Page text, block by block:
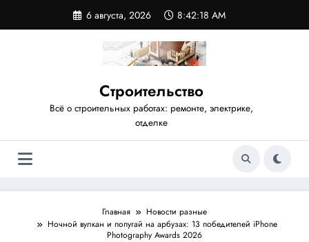
содержимому
6 августа, 2026 8:42:20 AM
Строительство
Всё о строительных работах: ремонте, электрике,
отделке
Главная
Новости разные
Ночной вулкан и попугай на арбузах: 13 победителей iPhone
Photography Awards 2026